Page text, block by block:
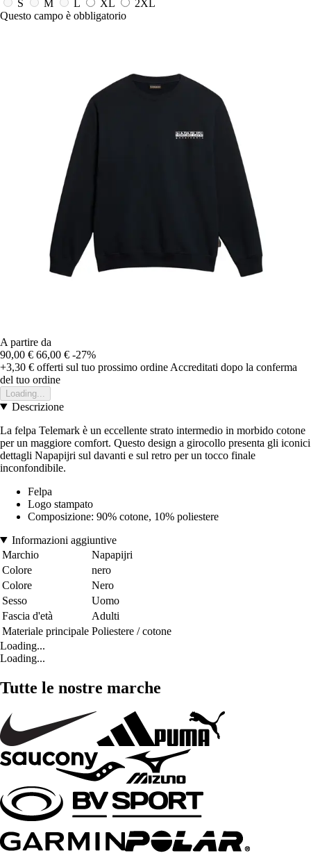
S M L XL
2XL
Questo campo è obbligatorio
A partire da
90,00 € 66,00 € -27%
+3,30 € offerti sul tuo prossimo ordine Accreditati dopo la conferma
del tuo ordine
Loading...
Descrizione
La felpa Telemark è un eccellente strato intermedio in morbido cotone
per un maggiore comfort. Questo design a girocollo presenta gli iconici
dettagli Napapijri sul davanti e sul retro per un tocco finale
inconfondibile.
Felpa
Logo stampato
Composizione: 90% cotone, 10% poliestere
Informazioni aggiuntive
Marchio
Napapijri
Colore
nero
Colore
Nero
Sesso
Uomo
Fascia d'età
Adulti
Materiale principale Poliestere / cotone
Loading...
Loading...
Tutte le nostre marche